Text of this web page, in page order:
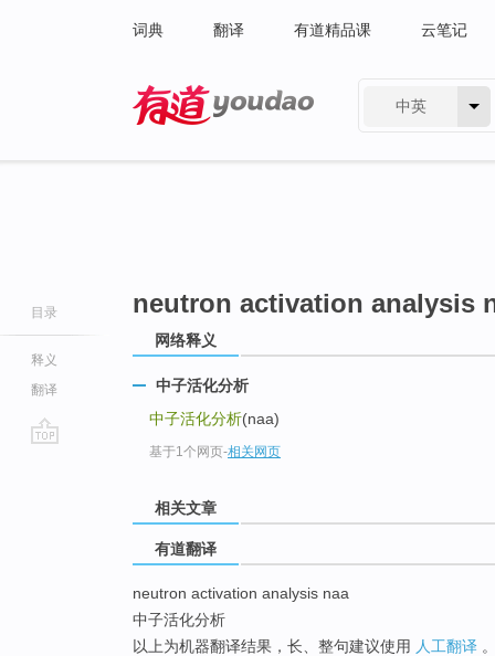
词典 翻译 有道精品课 云笔记
中英
目录
释义
翻译
neutron activation analysis
网络释义
中子活化分析
中子活化分析(naa)
基于1个网页-相关网页
相关文章
有道翻译
neutron activation analysis naa
中子活化分析
以上为机器翻译结果，长、整句建议使用 人工翻译